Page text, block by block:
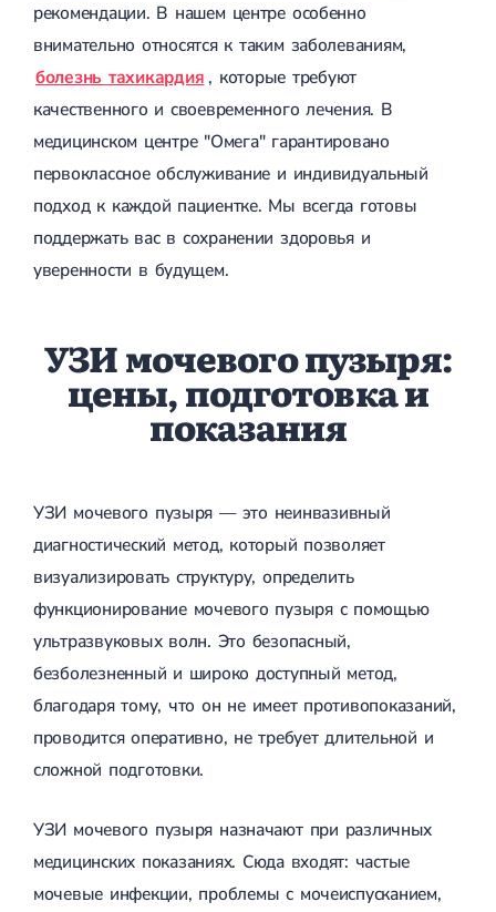
рекомендации. В нашем центре особенно
внимательно относятся к таким заболеваниям,
болезнь тахикардия , которые требуют
качественного и своевременного лечения. В
медицинском центре "Омега" гарантировано
первоклассное обслуживание и индивидуальный
подход к каждой пациентке. Мы всегда готовы
поддержать вас в сохранении здоровья и
уверенности в будущем.
УЗИ мочевого пузыря:
цены, подготовка и
показания
УЗИ мочевого пузыря — это неинвазивный
диагностический метод, который позволяет
визуализировать структуру, определить
функционирование мочевого пузыря с помощью
ультразвуковых волн. Это безопасный,
безболезненный и широко доступный метод,
благодаря тому, что он не имеет противопоказаний,
проводится оперативно, не требует длительной и
сложной подготовки.
УЗИ мочевого пузыря назначают при различных
медицинских показаниях. Сюда входят: частые
мочевые инфекции, проблемы с мочеиспусканием,